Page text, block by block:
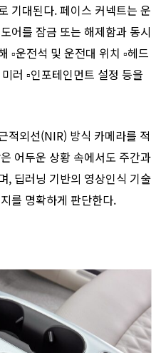
기대된다. 페이스 커넥트는 운
어를 잠금 또는 해제함과 동시
▫︎운전석 및 운전대 위치 ▫︎헤드
러 ▫︎인포테인먼트 설정 등을
적외선(NIR) 방식 카메라를 적
어두운 상황 속에서도 주간과
, 딥러닝 기반의 영상인식 기술
를 명확하게 판단한다.